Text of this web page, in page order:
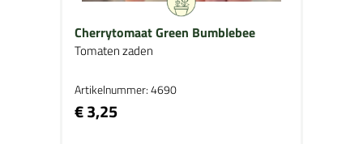
Cherrytomaat Green Bumblebee
Tomaten zaden
Artikelnummer: 4690
€ 3,25